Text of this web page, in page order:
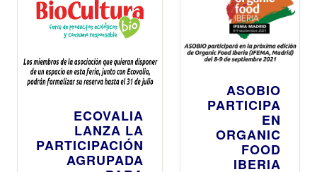
ECOVALIA
LANZA LA
PARTICIPACIÓN
AGRUPADA
ASOBIO
PARTICIPA
EN
ORGANIC
FOOD
IBERIA